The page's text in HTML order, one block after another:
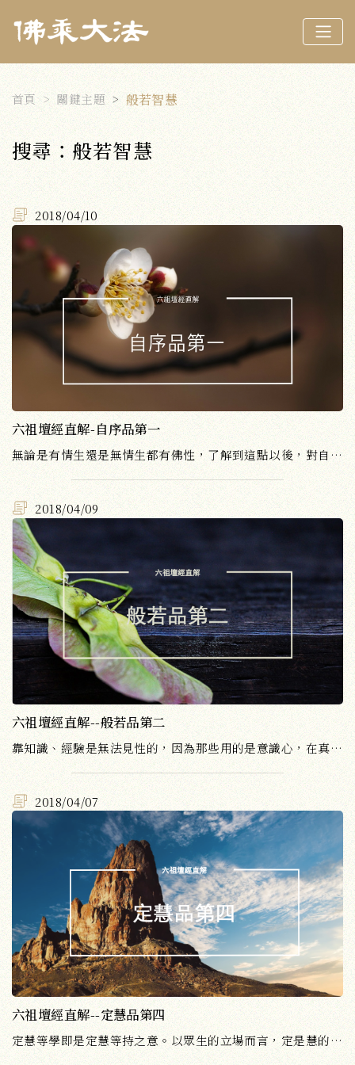
首頁 關鍵主題 般若智慧
搜尋：般若智慧
2018/04/10
六祖壇經直解-自序品第一
無論是有情生還是無情生都有佛性，了解到這點以後，對自己就會產生信心，原來我們也有覺性、自性，不只是佛、菩薩有，也不只是惠能大師才有。
2018/04/09
六祖壇經直解--般若品第二
靠知識、經驗是無法見性的，因為那些用的是意識心，在真心、本心之外而另尋求開悟的道理與方法，又如何能找得到？
2018/04/07
六祖壇經直解--定慧品第四
定慧等學即是定慧等持之意。以眾生的立場而言，定是慧的本體，慧是定的用；當修到定慧等持之時，體用不二，體用一如......